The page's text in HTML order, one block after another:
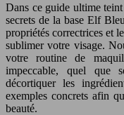
Dans ce guide ultime
secrets de la base Elf
propriétés correctrices et
sublimer votre visage.
votre routine de
impeccable, quel que
décortiquer les
exemples concrets afin
beauté.